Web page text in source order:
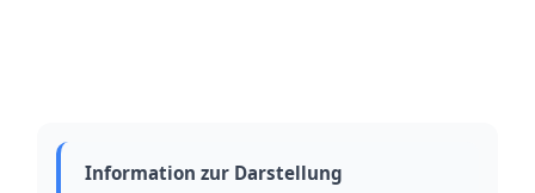
Information zur Darstellung